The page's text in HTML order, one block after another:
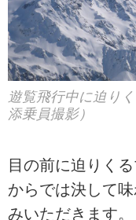
遊覧飛行中に迫り
添乗員撮影）
目の前に迫りく
からでは決して
みいただきます。